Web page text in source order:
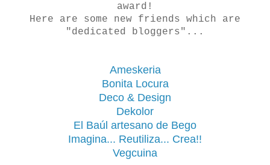
award!
Here are some new friends which are
"dedicated bloggers"...
Ameskeria
Bonita Locura
Deco & Design
Dekolor
El Baúl artesano de Bego
Imagina... Reutiliza... Crea!!
Vegcuina